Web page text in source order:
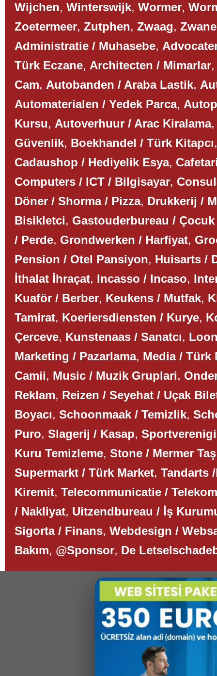
Wijchen, Winterswijk, Wormer,
Zoetermeer, Zutphen, Zwaag,
Administratie / Muhasebe,
Türk Eczane, Architecten / Mimarlar
Cam, Autobanden / Araba Lastik,
Automaterialen / Yedek Parca,
Kursu, Autoverhuur / Arac Kiralama
Güvenlik, Boekhandel / Türk Kitapcı
Cadaushop / Hediyelik Esya,
Computers / ICT / Bilgisayar,
Döner / Shorma / Pizza, Drukkerij /
Bisikletci, Gastouderbureau / Çocuk
/ Perde, Grondwerken / Harfiyat,
Pension / Otel Pansiyon, Huisarts /
İthalat İhraçat, Incasso / Incaso,
Kuaför / Berber, Keukens / Mutfak,
Tamirat, Koeriersdiensten / Kurye,
Çerceve, Kunstenaas / Sanatcı,
Marketing / Pazarlama, Media / Türk
Camii, Music / Muzik Gruplari,
Reklam, Reizen / Seyehat / Uçak
Boyacı, Schoonmaak / Temizlik,
Puro, Slagerij / Kasap,
Kuru Temizleme, Stone / Mermer Taş
Supermarkt / Türk Market, Tandarts
Kiremit, Telecommunicatie / Telekom
/ Nakliyat, Uitzendbureau / İş
Sigorta / Finans, Webdesign /
Bakım, @Sponsor, De